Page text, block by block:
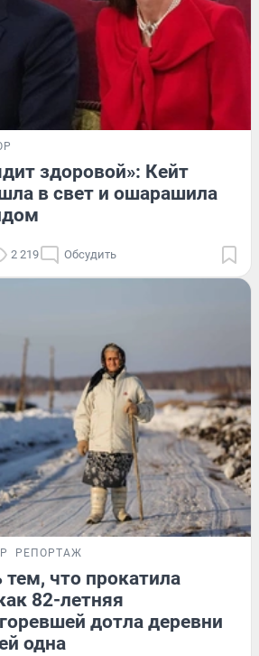
здоровой»: Кейт
в свет и ошарашила
2 219 Обсудить
РЕПОРТАЖ
что прокатила
82-летняя
дотла деревни
одна